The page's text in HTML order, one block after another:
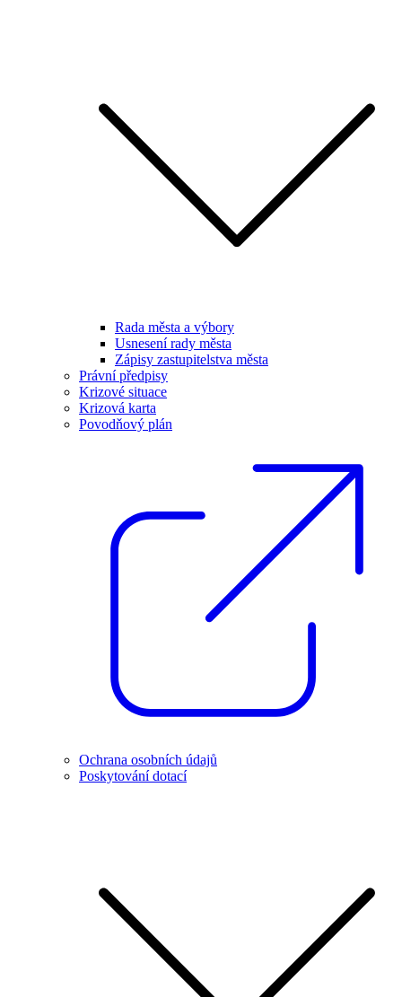
Rada města a výbory
Usnesení rady města
Zápisy zastupitelstva města
Právní předpisy
Krizové situace
Krizová karta
Povodňový plán
Ochrana osobních údajů
Poskytování dotací